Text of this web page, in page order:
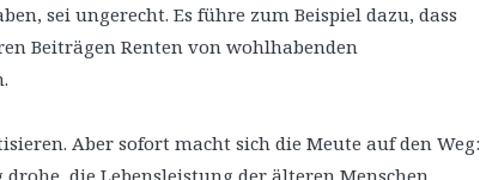
sei ungerecht. Es führe zum Beispiel dazu, dass
Beiträgen Renten von wohlhabenden
Aber sofort macht sich die Meute auf den Weg:
die Lebensleistung der älteren Menschen